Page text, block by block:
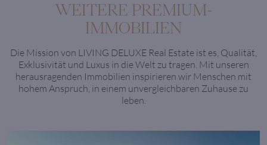
WEITERE PREMIUM-
IMMOBILIEN
Die Mission von LIVING DELUXE Real Estate ist es, Qualität,
Exklusivität und Luxus in die Welt zu tragen. Mit unseren
herausragenden Immobilien inspirieren wir Menschen mit
hohem Anspruch, in einem unvergleichbaren Zuhause zu
leben.